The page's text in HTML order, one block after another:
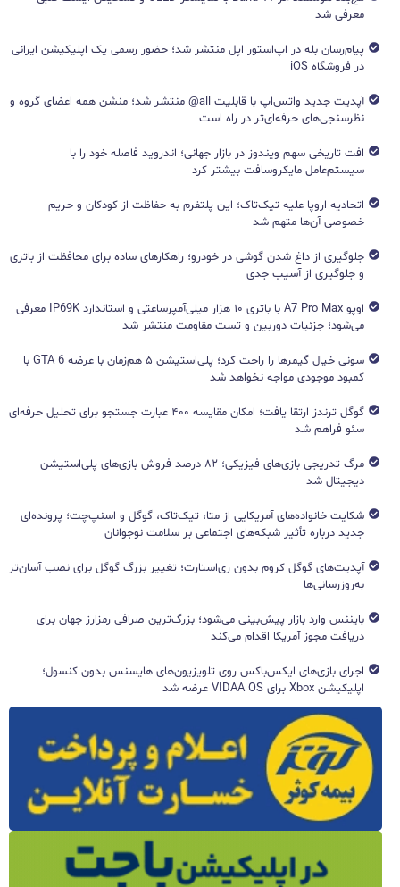
معرفی شد
پیام‌رسان بله در اپ‌استور اپل منتشر شد؛ حضور رسمی یک اپلیکیشن ایرانی
در فروشگاه iOS
آپدیت جدید واتس‌اپ با قابلیت all@ منتشر شد؛ منشن همه اعضای گروه و
نظرسنجی‌های حرفه‌ای‌تر در راه است
افت تاریخی سهم ویندوز در بازار جهانی؛ اندروید فاصله خود را با
سیستم‌عامل مایکروسافت بیشتر کرد
اتحادیه اروپا علیه تیک‌تاک؛ این پلتفرم به حفاظت از کودکان و حریم
خصوصی آن‌ها متهم شد
جلوگیری از داغ شدن گوشی در خودرو؛ راهکارهای ساده برای محافظت از باتری
و جلوگیری از آسیب جدی
اوپو A7 Pro Max با باتری ۱۰ هزار میلی‌آمپرساعتی و استاندارد IP69K معرفی
می‌شود؛ جزئیات دوربین و تست مقاومت منتشر شد
سونی خیال گیمرها را راحت کرد؛ پلی‌استیشن ۵ هم‌زمان با عرضه GTA 6 با
کمبود موجودی مواجه نخواهد شد
گوگل ترندز ارتقا یافت؛ امکان مقایسه ۴۰۰ عبارت جستجو برای تحلیل حرفه‌ای
سئو فراهم شد
مرگ تدریجی بازی‌های فیزیکی؛ ۸۲ درصد فروش بازی‌های پلی‌استیشن
دیجیتال شد
شکایت خانواده‌های آمریکایی از متا، تیک‌تاک، گوگل و اسنپ‌چت؛ پرونده‌ای
جدید درباره تأثیر شبکه‌های اجتماعی بر سلامت نوجوانان
آپدیت‌های گوگل کروم بدون ری‌استارت؛ تغییر بزرگ گوگل برای نصب آسان‌تر
به‌روزرسانی‌ها
بایننس وارد بازار پیش‌بینی می‌شود؛ بزرگ‌ترین صرافی رمزارز جهان برای
دریافت مجوز آمریکا اقدام می‌کند
اجرای بازی‌های ایکس‌باکس روی تلویزیون‌های هایسنس بدون کنسول؛
اپلیکیشن Xbox برای VIDAA OS عرضه شد